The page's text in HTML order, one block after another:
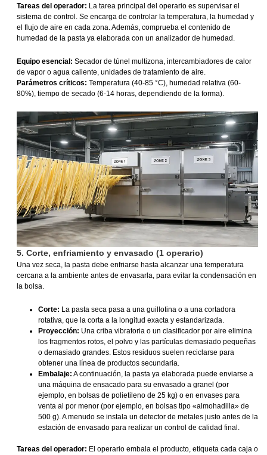
Tareas del operador: La tarea principal del operario es supervisar el
sistema de control. Se encarga de controlar la temperatura, la humedad y
el flujo de aire en cada zona. Además, comprueba el contenido de
humedad de la pasta ya elaborada con un analizador de humedad.
Equipo esencial: Secador de túnel multizona, intercambiadores de calor
de vapor o agua caliente, unidades de tratamiento de aire.
Parámetros críticos: Temperatura (40-85 °C), humedad relativa (60-
80%), tiempo de secado (6-14 horas, dependiendo de la forma).
5. Corte, enfriamiento y envasado (1 operario)
Una vez seca, la pasta debe enfriarse hasta alcanzar una temperatura
cercana a la ambiente antes de envasarla, para evitar la condensación en
la bolsa.
Corte: La pasta seca pasa a una guillotina o a una cortadora
rotativa, que la corta a la longitud exacta y estandarizada.
Proyección: Una criba vibratoria o un clasificador por aire elimina
los fragmentos rotos, el polvo y las partículas demasiado pequeñas
o demasiado grandes. Estos residuos suelen reciclarse para
obtener una línea de productos secundaria.
Embalaje: A continuación, la pasta ya elaborada puede enviarse a
una máquina de ensacado para su envasado a granel (por
ejemplo, en bolsas de polietileno de 25 kg) o en envases para
venta al por menor (por ejemplo, en bolsas tipo «almohadilla» de
500 g). A menudo se instala un detector de metales justo antes de la
estación de envasado para realizar un control de calidad final.
Tareas del operador: El operario embala el producto, etiqueta cada caja o